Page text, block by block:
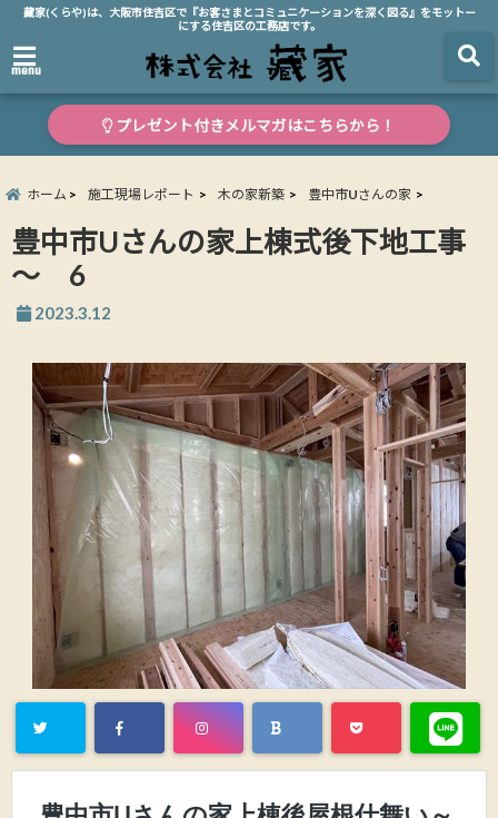
藏家(くらや)は、大阪市住吉区で『お客さまとコミュニケーションを深く図る』をモットー
にする住吉区の工務店です。
menu
プレゼント付きメルマガはこちらから！
ホーム 施工現場レポート 木の家新築 豊中市Uさんの家
豊中市Uさんの家上棟式後下地工事
～ 6
2023.3.12